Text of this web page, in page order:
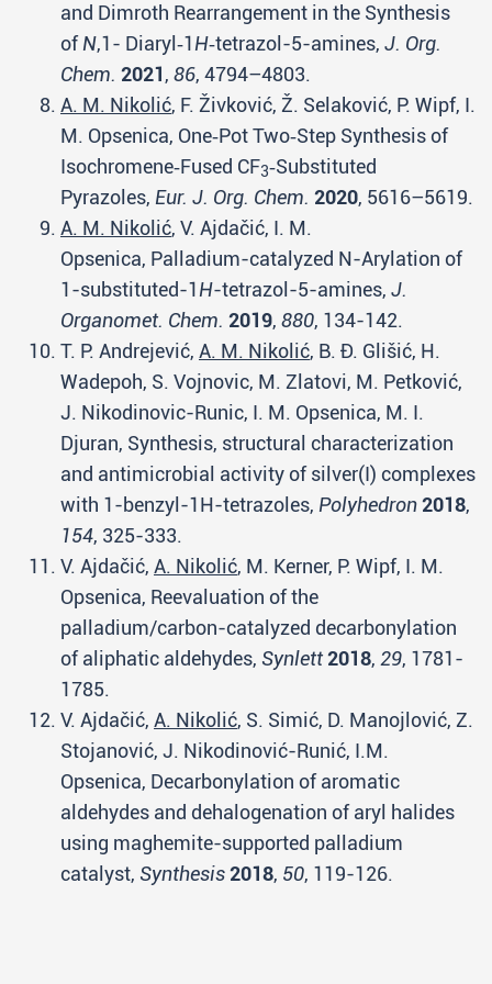
and Dimroth Rearrangement in the Synthesis
ofN,1- Diaryl‑1H‑tetrazol-5-amines, J. Org.
Chem. 2021, 86, 4794–4803.
A. M. Nikolić, F. Živković, Ž. Selaković, P. Wipf, I.
M. Opsenica, One‐Pot Two‐Step Synthesis of
Isochromene‐Fused CF3‐Substituted
Pyrazoles, Eur. J. Org. Chem. 2020, 5616–5619.
A. M. Nikolić, V. Ajdačić, I. M.
Opsenica, Palladium-catalyzed N-Arylation of
1-substituted-1H-tetrazol-5-amines, J.
Organomet. Chem. 2019, 880, 134-142.
T. P. Andrejević, A. M. Nikolić, B. Ð. Glišić, H.
Wadepoh, S. Vojnovic, M. Zlatovi, M. Petković,
J. Nikodinovic-Runic, I. M. Opsenica, M. I.
Djuran, Synthesis, structural characterization
and antimicrobial activity of silver(I) complexes
with 1-benzyl-1H-tetrazoles, Polyhedron2018,
154, 325-333.
V. Ajdačić, A. Nikolić, M. Kerner, P. Wipf, I. M.
Opsenica, Reevaluation of the
palladium/carbon-catalyzed decarbonylation
of aliphatic aldehydes, Synlett2018, 29, 1781-
1785.
V. Ajdačić, A. Nikolić, S. Simić, D. Manojlović, Z.
Stojanović, J. Nikodinović-Runić, I.M.
Opsenica, Decarbonylation of aromatic
aldehydes and dehalogenation of aryl halides
using maghemite-supported palladium
catalyst, Synthesis2018, 50, 119-126.